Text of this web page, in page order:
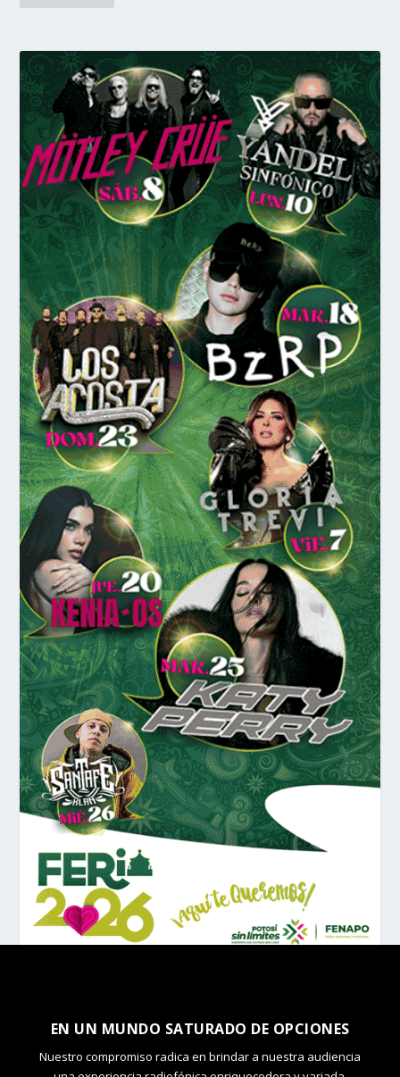
EN UN MUNDO SATURADO DE OPCIONES
Nuestro compromiso radica en brindar a nuestra audiencia